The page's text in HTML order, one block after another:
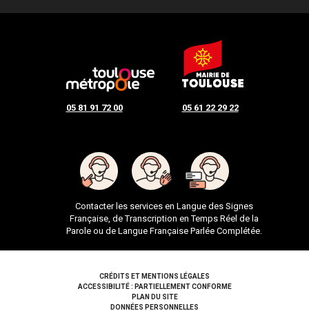
05 81 91 72 00 05 61 22 29 22
Contacter les services en Langue des Signes
Française, de Transcription en Temps Réel de la
Parole ou de Langue Française Parlée Complétée.
Pied de pageCRÉDITS ET MENTIONS LÉGALES
ACCESSIBILITÉ : PARTIELLEMENT CONFORME
PLAN DU SITE
DONNÉES PERSONNELLES